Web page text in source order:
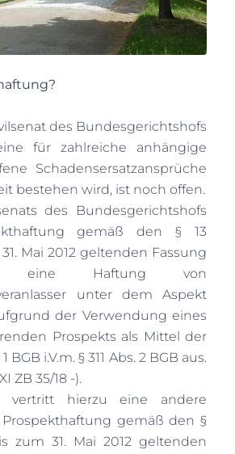
des Bundesgerichtshofs
für zahlreiche anhängige
Schadensersatzansprüche
bestehen wird, ist noch offen.
des Bundesgerichtshofs
gemäß den § 13
Mai 2012 geltenden Fassung
eine Haftung von
unter dem Aspekt
der Verwendung eines
Prospekts als Mittel der
i.V.m. § 311 Abs. 2 BGB aus.
ZB 35/18 -).
vertritt hierzu eine andere
Prospekthaftung gemäß den §
zum 31. Mai 2012 geltenden